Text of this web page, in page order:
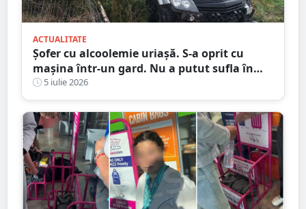
ACTUALITATE
Șofer cu alcoolemie uriașă. S-a oprit cu
mașina într-un gard. Nu a putut sufla în
etilotest de beat ce a fost
5 iulie 2026